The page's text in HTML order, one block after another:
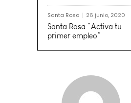
Santa Rosa 26 junio, 2020
Santa Rosa “Activa tu
primer empleo”